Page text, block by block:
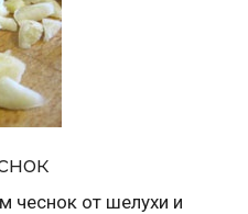
от шелухи и